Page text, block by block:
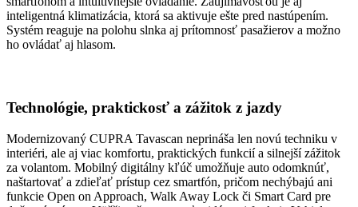
inteligentná klimatizácia, ktorá sa aktivuje ešte pred nastúpením.
Systém reaguje na polohu slnka aj prítomnosť pasažierov a možno
ho ovládať aj hlasom.
Technológie, praktickosť a zážitok z jazdy
Modernizovaný CUPRA Tavascan neprináša len novú techniku v
interiéri, ale aj viac komfortu, praktických funkcií a silnejší zážitok
za volantom. Mobilný digitálny kľúč umožňuje auto odomknúť,
naštartovať a zdieľať prístup cez smartfón, pričom nechýbajú ani
funkcie Open on Approach, Walk Away Lock či Smart Card pre